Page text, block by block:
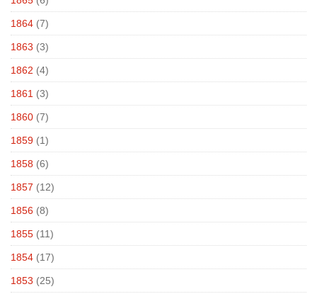
1864 (7)
1863 (3)
1862 (4)
1861 (3)
1860 (7)
1859 (1)
1858 (6)
1857 (12)
1856 (8)
1855 (11)
1854 (17)
1853 (25)